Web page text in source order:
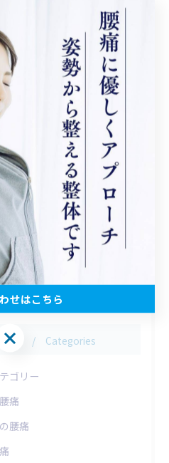
応
る
坐骨神経痛 脊柱管狭窄症 歪み
に戻る 次のページ >
ー Categories
ゴリー
痛
腰痛
せはこちら
せはこちら